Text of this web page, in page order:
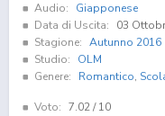
Audio:
Giapponese
Data di Uscita:
03
Stagione: Autunno 2016
Studio:
OLM
Genere:
Romantico,
Voto: 7.02/ 10